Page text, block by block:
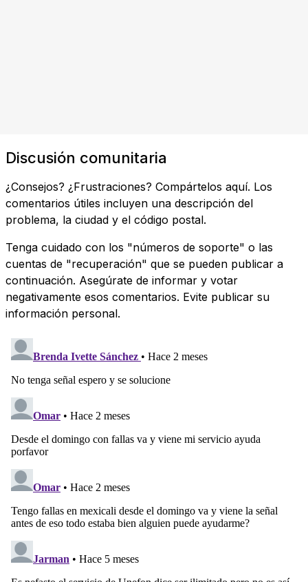
Discusión comunitaria
¿Consejos? ¿Frustraciones? Compártelos aquí. Los
comentarios útiles incluyen una descripción del
problema, la ciudad y el código postal.
Tenga cuidado con los "números de soporte" o las
cuentas de "recuperación" que se pueden publicar a
continuación. Asegúrate de informar y votar
negativamente esos comentarios. Evite publicar su
información personal.